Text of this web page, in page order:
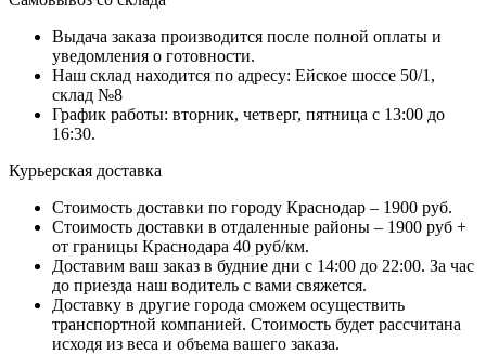
Выдача заказа производится после полной оплаты и
уведомления о готовности.
Наш склад находится по адресу: Ейское шоссе 50/1,
склад №8
График работы: вторник, четверг, пятница с 13:00 до
16:30.
Курьерская доставка
Стоимость доставки по городу Краснодар – 1900 руб.
Стоимость доставки в отдаленные районы – 1900 руб +
от границы Краснодара 40 руб/км.
Доставим ваш заказ в будние дни с 14:00 до 22:00. За час
до приезда наш водитель с вами свяжется.
Доставку в другие города сможем осуществить
транспортной компанией. Стоимость будет рассчитана
исходя из веса и объема вашего заказа.